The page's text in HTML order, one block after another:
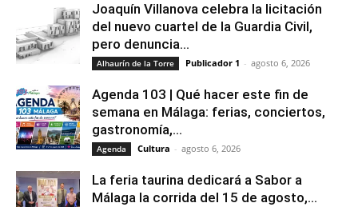
Joaquín Villanova celebra la licitación
del nuevo cuartel de la Guardia Civil,
pero denuncia...
Alhaurín de la Torre Publicador 1 - agosto 6, 2026
Agenda 103 | Qué hacer este fin de
semana en Málaga: ferias, conciertos,
gastronomía,...
Agenda Cultura - agosto 6, 2026
La feria taurina dedicará a Sabor a
Málaga la corrida del 15 de agosto,...